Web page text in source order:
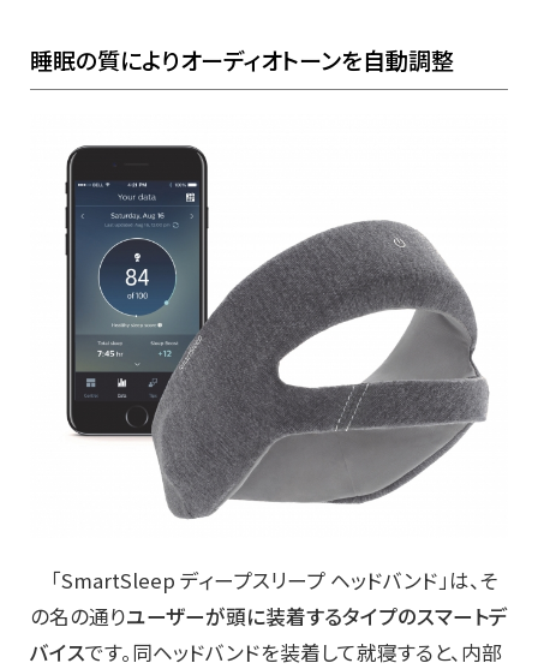
睡眠の質によりオーディオトーンを自動調整
「SmartSleep ディープスリープ ヘッドバンド」は、そ
の名の通りユーザーが頭に装着するタイプのスマートデ
バイスです。同ヘッドバンドを装着して就寝すると、内部